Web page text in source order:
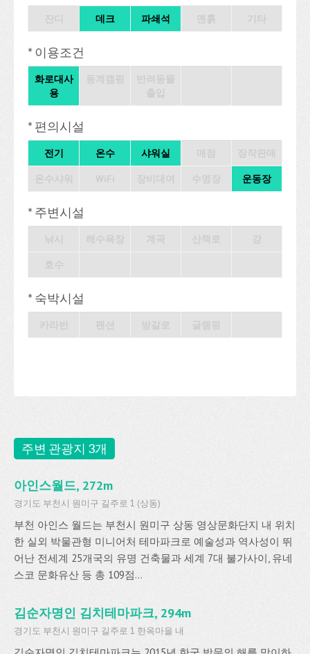
데크 파쇄석
* 이용조건
화로대사
용
* 편의시설
전기 온수 샤워실
운동장
* 주변시설
* 숙박시설
주변 관광지 3개
아인스월드, 272m
경기도 부천시 원미구 길주로 1 (상동)
부천 아인스 월드는 부천시 원미구 상동 영상문화단지 내 위치
한 실외 박물관형 미니어처 테마파크로 예술성과 역사성이 뛰
어난 전세계 25개국의 유명 건축물과 세계 7대 불가사이, 유네
스코 문화유산 등 총 109점...
김순자명인 김치테마파크, 294m
경기도 부천시 원미구 길주로 1 한옥마을 내